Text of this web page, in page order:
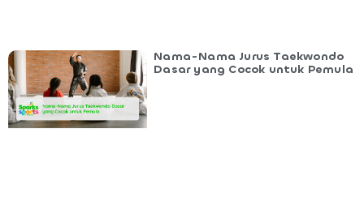
Nama-Nama Jurus Taekwondo
Dasar yang Cocok untuk Pemula